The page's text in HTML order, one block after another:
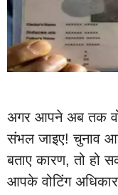
अगर आपने अब तक
संभल जाइए! चुनाव
बताए कारण, तो हो
आपके वोटिंग